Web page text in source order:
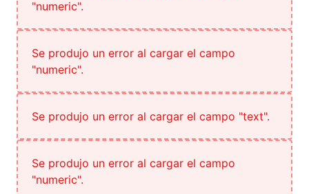
"numeric".
Se produjo un error al cargar el campo
"numeric".
Se produjo un error al cargar el campo "text".
Se produjo un error al cargar el campo
"numeric".